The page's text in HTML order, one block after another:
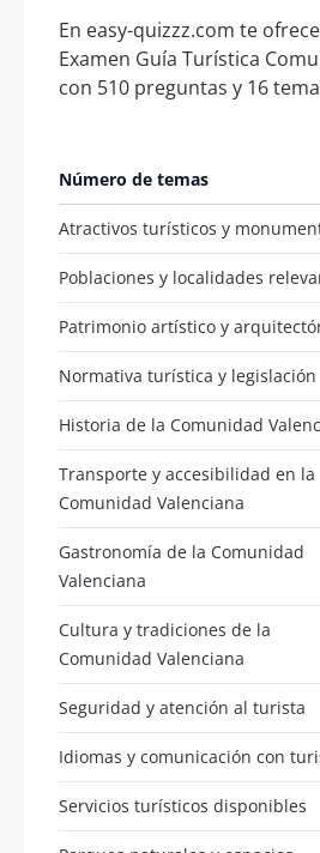
En easy-quizzz.com te
Examen Guía Turística
con 510 preguntas y 16
Número de temas
Atractivos turísticos y
Poblaciones y localidades
Patrimonio artístico y
Normativa turística y legislación
Historia de la Comunidad
Transporte y accesibilidad en la
Comunidad Valenciana
Gastronomía de la Comunidad
Valenciana
Cultura y tradiciones de la
Comunidad Valenciana
Seguridad y atención al turista
Idiomas y comunicación con
Servicios turísticos disponibles